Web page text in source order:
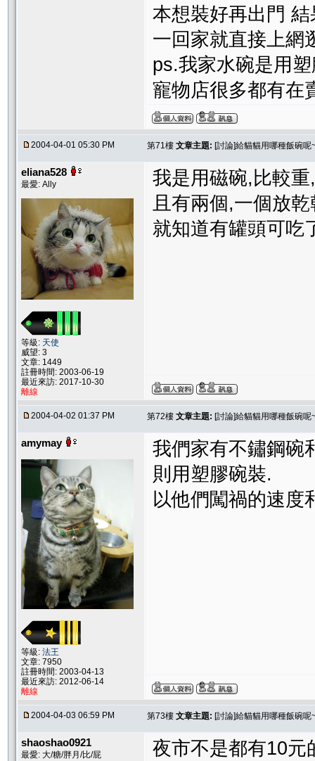
本想裝好再出門
一回家就直接上網
ps.我家水碗是用
寵物店很多都有
2004-04-01 05:30 PM 第71樓 文章主題: [討論]給貓貓用哪種飯碗呢
eliana528
最愛: Ally
等級: 天使
威望: 3
文章: 1449
註冊時間: 2003-06-19
最近來訪: 2017-10-30
離線
我是用磁碗,比較
且有兩個,一個放
就知道有罐頭可吃
2004-04-02 01:37 PM 第72樓 文章主題: [討論]給貓貓用哪種飯碗呢
amymay
等級: 法王
文章: 7950
註冊時間: 2003-04-13
最近來訪: 2012-06-14
離線
我們家有不鏽鋼碗
則用塑膠碗裝.
以他們闖禍的速度
2004-04-03 06:59 PM 第73樓 文章主題: [討論]給貓貓用哪種飯碗呢
shaoshao0921
最愛: 大/糖/胖月/比/屁
夜市不是都有10元